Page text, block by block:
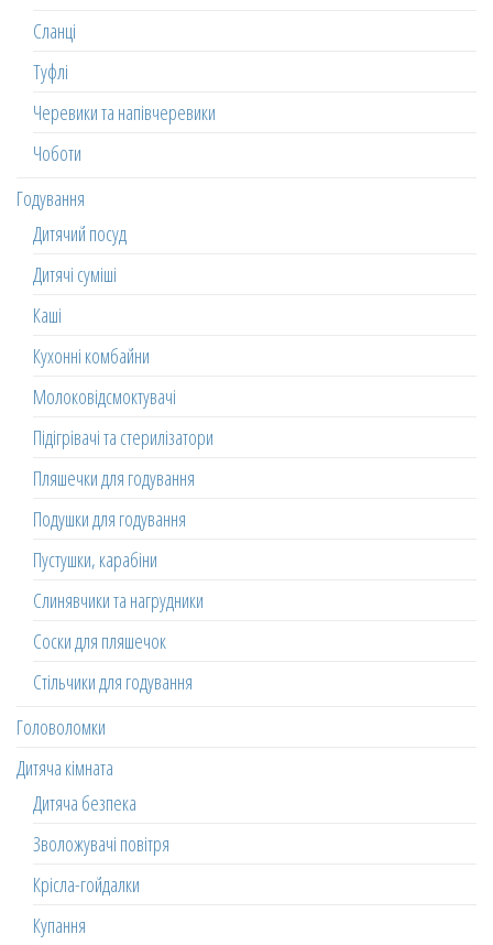
Сланці
Туфлі
Черевики та напівчеревики
Чоботи
Годування
Дитячий посуд
Дитячі суміші
Каші
Кухонні комбайни
Молоковідсмоктувачі
Підігрівачі та стерилізатори
Пляшечки для годування
Подушки для годування
Пустушки, карабіни
Слинявчики та нагрудники
Соски для пляшечок
Стільчики для годування
Головоломки
Дитяча кімната
Дитяча безпека
Зволожувачі повітря
Крісла-гойдалки
Купання